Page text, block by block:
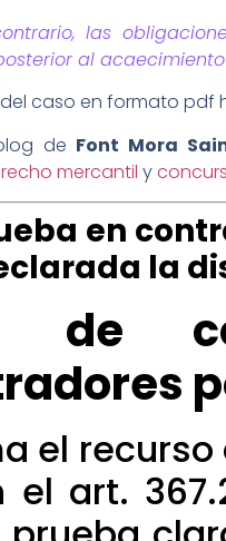
las
al
del caso en formato pdf
de Font Mora
mercantil y
en
la
de
el
el art.